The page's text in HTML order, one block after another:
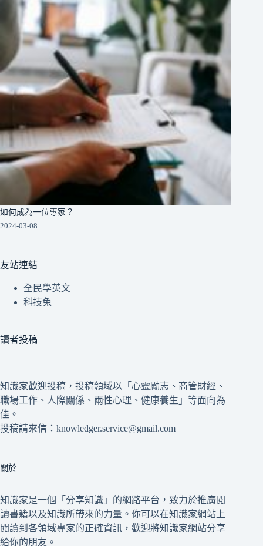
如何成為一位專家？
2024-03-08
友站連結
全民學英文
科技兔
讀者投稿
知識家歡迎投稿，投稿領域以「心靈勵志、商管財經、
職場工作、人際關係、兩性心理、健康養生」等面向為
佳。
投稿請來信：knowledger.service@gmail.com
關於
知識家是一個「分享知識」的網路平台，致力於推廣閱
讀書籍以及知識所帶來的力量。你可以在知識家網站上
閱讀到各領域專家的正確資訊，歡迎將知識家網站分享
給你的朋友。